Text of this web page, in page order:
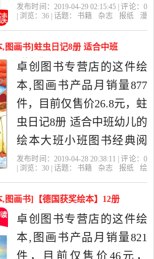
小说书籍 小学生日本大本
笑校园珍藏版93好看的书
是2019年卓创图书专营店
精选书籍,杂志,报纸当中性
价比很高的漫画书籍，由
浙江 杭州发货。
发布时间：2019-04-29 02:15:45 | 评论： 0
| 浏览： 36 | 话题： 书籍 杂志 报纸
漫
图画书]蛀虫日记8册 适合中班
877件仅售26.8元
卓创图书专营店的这件绘
本,图画书产品月销量877
件，目前仅售价26.8元，蛀
虫日记8册 适合中班幼儿的
绘本大班小班图书经典阅
读 儿童绘本故事书 3-4-6-7
阅读学校推荐书籍读物3-5
是2019年卓创图书专营店
精选书籍,杂志,报纸当中性
价比很高的绘本,图画书，
发布时间：2019-04-28 20:38:11 | 评论： 0
| 浏览： 30 | 话题： 书籍 杂志 报纸
绘
图画书]【德国获奖绘本】12册
821件仅售46元
卓创图书专营店的这件绘
本,图画书产品月销量821
件，目前仅售价46元，